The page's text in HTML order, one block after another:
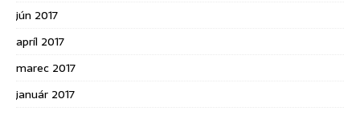
jún 2017
apríl 2017
marec 2017
január 2017